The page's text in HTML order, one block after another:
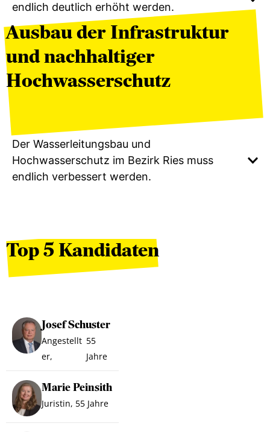
endlich deutlich erhöht werden.
Ausbau der Infrastruktur
und nachhaltiger
Hochwasserschutz
Der Wasserleitungsbau und
Hochwasserschutz im Bezirk Ries muss
endlich verbessert werden.
Top 5 Kandidaten
Josef Schuster
Angestellt
er,
55
Jahre
Marie Peinsith
Juristin, 55 Jahre